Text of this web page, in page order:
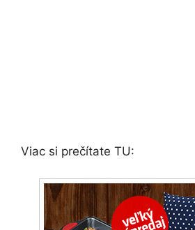
Viac si prečítate TU: